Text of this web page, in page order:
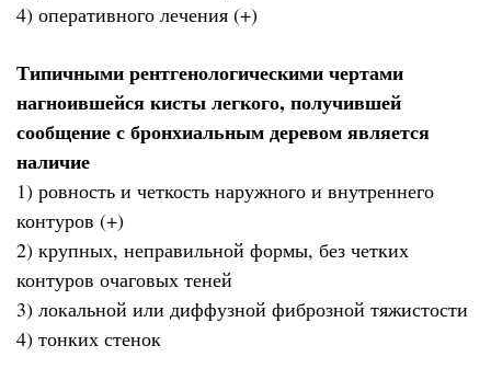
4) оперативного лечения (+)
Типичными рентгенологическими чертами
нагноившейся кисты легкого, получившей
сообщение с бронхиальным деревом является
наличие
1) ровность и четкость наружного и внутреннего
контуров (+)
2) крупных, неправильной формы, без четких
контуров очаговых теней
3) локальной или диффузной фиброзной тяжистости
4) тонких стенок